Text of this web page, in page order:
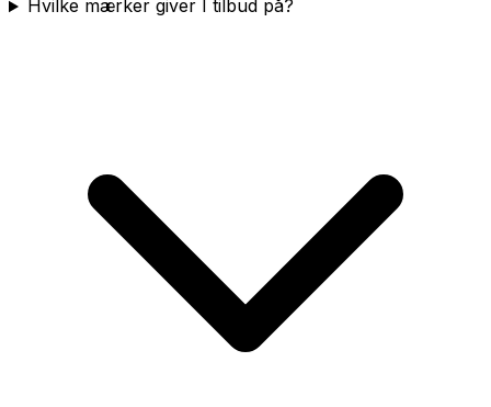
Hvilke mærker giver I tilbud på?